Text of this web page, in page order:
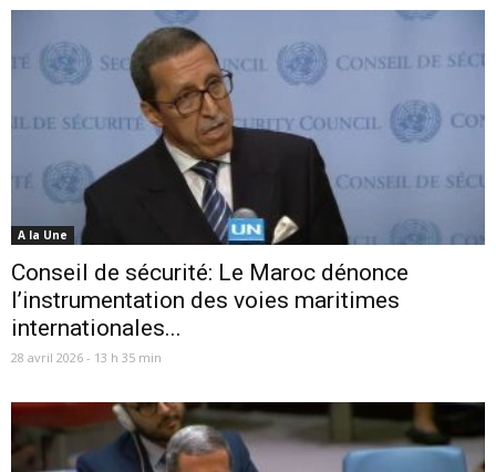
A la Une
Conseil de sécurité: Le Maroc dénonce
l’instrumentation des voies maritimes
internationales...
28 avril 2026 - 13 h 35 min